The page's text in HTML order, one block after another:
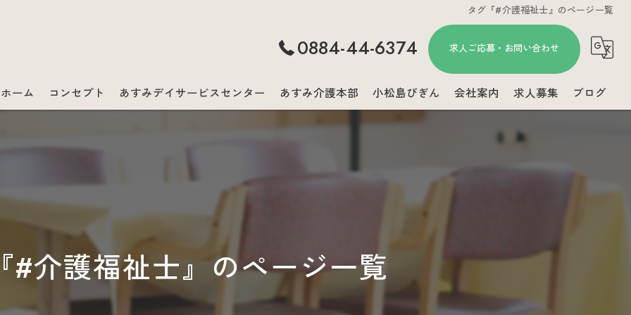
タグ『#介護福祉士』のページ一覧
0884-44-6374 求人ご応募・お問い合わせ
ホーム コンセプト あすみデイサービスセンター あすみ介護本部 小松島びぎん 会社案内 求人募集 ブログ
#介護福祉士』のページ一覧